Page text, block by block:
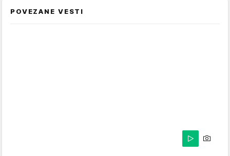
POVEZANE VESTI